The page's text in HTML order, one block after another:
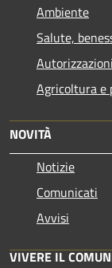
Ambiente
Salute,
Autorizzazioni
Agricoltura e
NOVITÀ
Notizie
Comunicati
Avvisi
VIVERE IL